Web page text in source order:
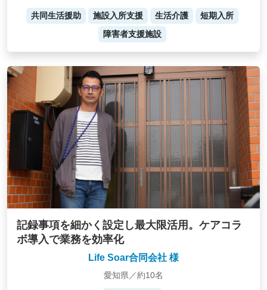
共同生活援助 施設入所支援 生活介護
短期入所
障害者支援施設
記録事項を細かく設定し最大限活用。ケアコラ
ボ導入で業務を効率化
Life Soar合同会社 様
愛知県／約10名